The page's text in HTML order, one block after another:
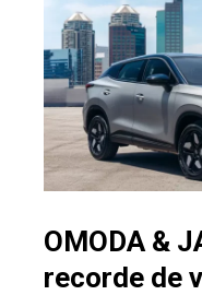
OMODA &
recorde de